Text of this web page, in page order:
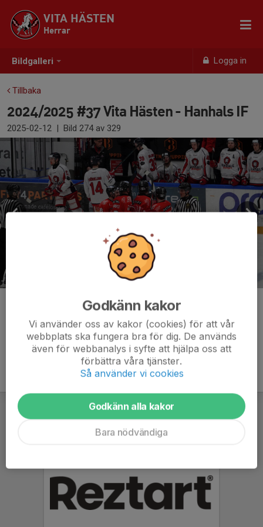
Bildgalleri Logga in
VITA HÄSTEN
Herrar
Tillbaka
2024/2025 #37 Vita Hästen - Hanhals IF
2025-02-12 | Bild 274av 329
Godkänn kakor
Vi använder oss av kakor (cookies) för att vår
webbplats ska fungera bra för dig. De används
även för webbanalys i syfte att hjälpa oss att
förbättra våra tjänster.
Så använder vi cookies
Godkänn alla kakor
Bara nödvändiga